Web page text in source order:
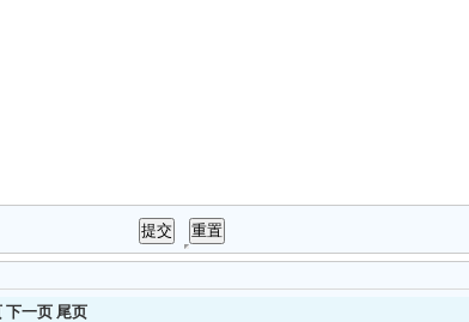
下一页 尾页